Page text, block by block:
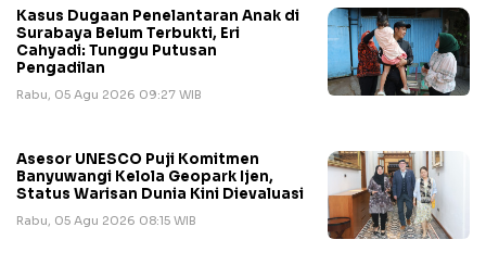
Kasus Dugaan Penelantaran Anak di
Surabaya Belum Terbukti, Eri
Cahyadi: Tunggu Putusan
Pengadilan
Rabu, 05 Agu 2026 09:27 WIB
Asesor UNESCO Puji Komitmen
Banyuwangi Kelola Geopark Ijen,
Status Warisan Dunia Kini Dievaluasi
Rabu, 05 Agu 2026 08:15 WIB